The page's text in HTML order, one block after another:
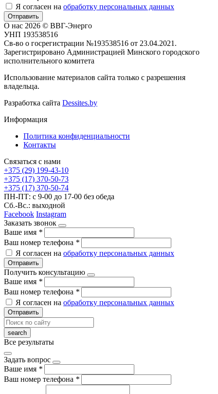
Я согласен на обработку персональных данных
Отправить
О нас 2026 © ВВГ-Энерго
УНП 193538516
Св-во о госрегистрации №193538516 от 23.04.2021.
Зарегистрировано Администрацией Минского городского
исполнительного комитета
Использование материалов сайта только с разрешения
владельца.
Разработка сайта Dessites.by
Информация
Политика конфиденциальности
Контакты
Связаться с нами
+375 (29) 199-43-10
+375 (17) 370-50-73
+375 (17) 370-50-74
ПН-ПТ: с 9-00 до 17-00 без обеда
Сб.-Вс.: выходной
Facebook Instagram
Заказать звонок
Ваше имя *
Ваш номер телефона *
Я согласен на обработку персональных данных
Отправить
Получить консультацию
Ваше имя *
Ваш номер телефона *
Я согласен на обработку персональных данных
Отправить
Все результаты
Задать вопрос
Ваше имя *
Ваш номер телефона *